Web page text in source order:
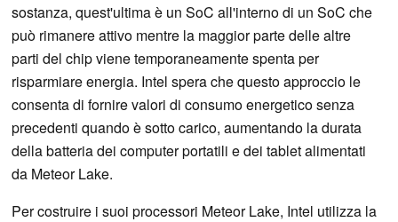
sostanza, quest'ultima è un SoC all'interno di un SoC che
può rimanere attivo mentre la maggior parte delle altre
parti del chip viene temporaneamente spenta per
risparmiare energia. Intel spera che questo approccio le
consenta di fornire valori di consumo energetico senza
precedenti quando è sotto carico, aumentando la durata
della batteria dei computer portatili e dei tablet alimentati
da Meteor Lake.
Per costruire i suoi processori Meteor Lake, Intel utilizza la